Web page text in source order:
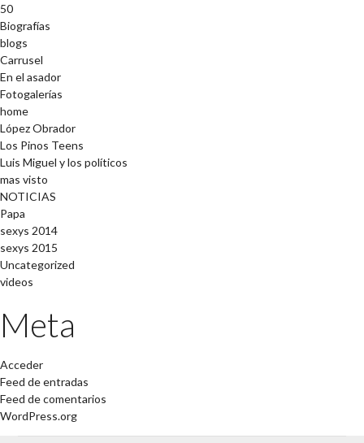
50
Biografías
blogs
Carrusel
En el asador
Fotogalerías
home
López Obrador
Los Pinos Teens
Luis Miguel y los políticos
mas visto
NOTICIAS
Papa
sexys 2014
sexys 2015
Uncategorized
videos
Meta
Acceder
Feed de entradas
Feed de comentarios
WordPress.org